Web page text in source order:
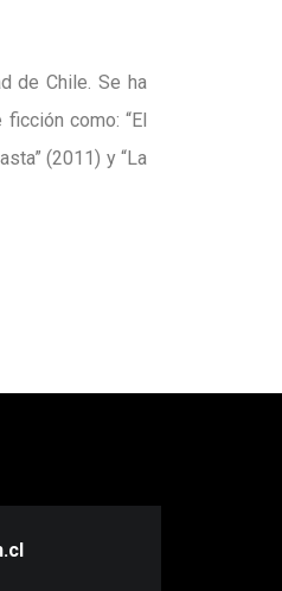
de Chile. Se ha
como: “El
(2011) y “La